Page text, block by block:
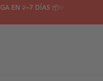
EN 2–7 DÍAS 📦✨